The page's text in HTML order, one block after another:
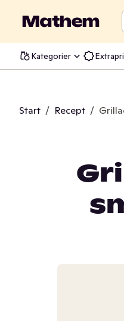
Kategorier
Start / Recept /